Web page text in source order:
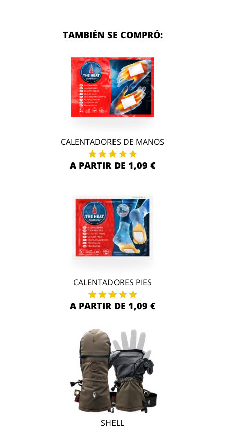
TAMBIÉN SE COMPRÓ:
CALENTADORES DE MANOS
A PARTIR DE 1,09 €
CALENTADORES PIES
A PARTIR DE 1,09 €
SHELL